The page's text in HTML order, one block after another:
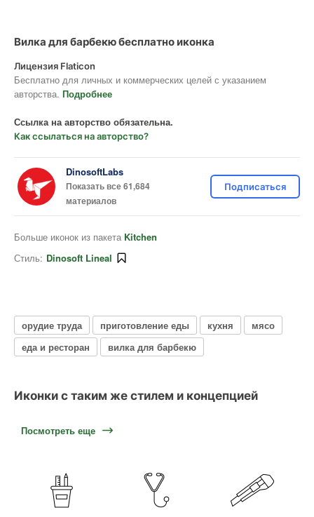
Вилка для барбекю бесплатно иконка
Лицензия Flaticon
Бесплатно для личных и коммерческих целей с указанием
авторства. Подробнее
Ссылка на авторство обязательна.
Как ссылаться на авторство?
DinosoftLabs
Показать все 61,684
материалов
Подписаться
Больше иконок из пакета Kitchen
Стиль: Dinosoft Lineal
орудие труда приготовление еды кухня
мясо
еда и ресторан
вилка для барбекю
Иконки с таким же стилем и концепцией
Посмотреть еще